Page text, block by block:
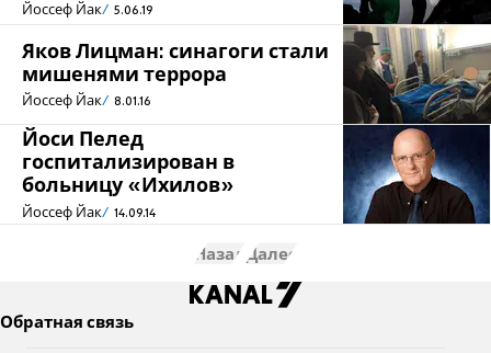
Йоссеф Йак 5.06.19
Яков Лицман: синагоги стали
мишенями террора
Йоссеф Йак 8.01.16
Йоси Пелед
госпитализирован в
больницу «Ихилов»
Йоссеф Йак 14.09.14
Назад Далее
Обратная связь